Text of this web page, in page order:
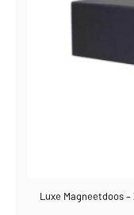
Luxe Magneetdoos –